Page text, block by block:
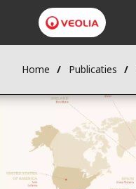
Home Publicaties